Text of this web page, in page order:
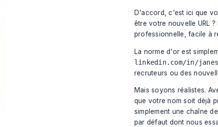
D'accord, c'est ici que
être votre nouvelle URL
professionnelle, facile à
La norme d'or est
linkedin.com/in/
recruteurs ou des
Mais soyons réalistes.
que votre nom soit déjà
simplement une chaîne
par défaut dont nous